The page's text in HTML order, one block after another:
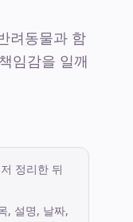
려동물과 함
임감을 일깨
정리한 뒤
, 설명, 날짜,